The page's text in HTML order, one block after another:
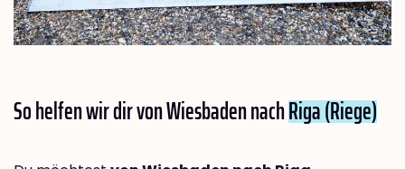
So helfen wir dir von Wiesbaden nachRiga (Riege)